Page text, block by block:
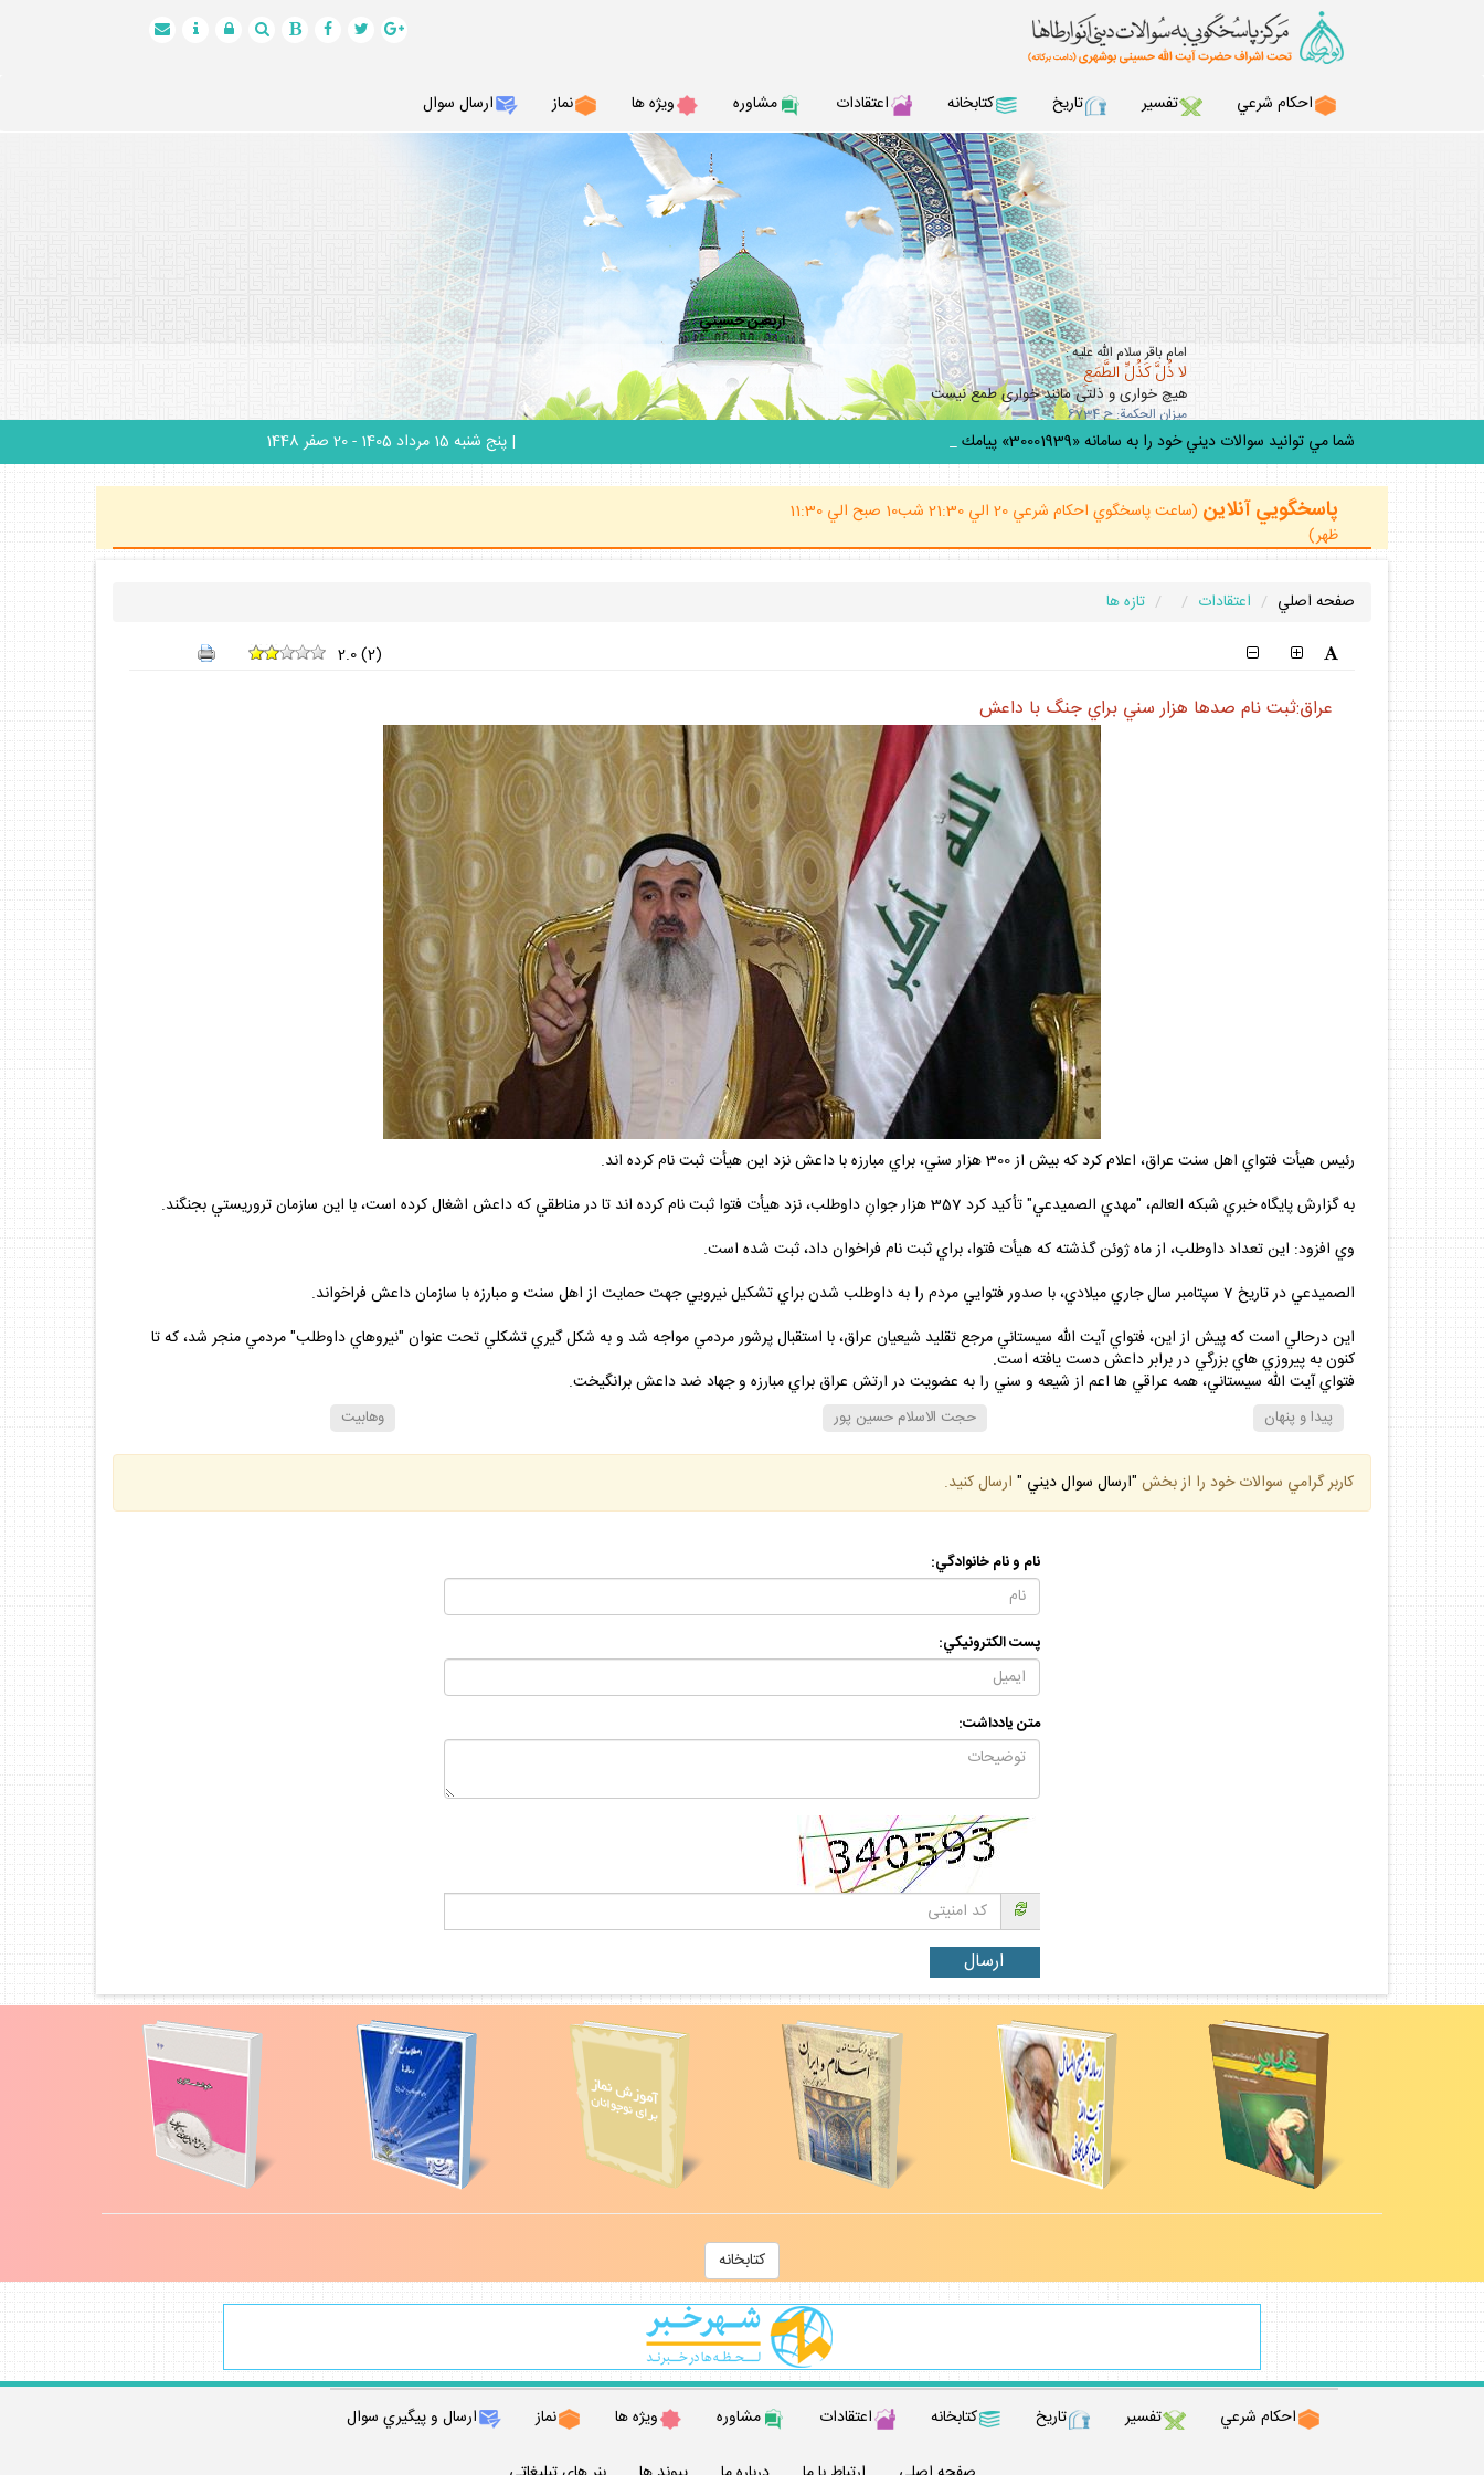
احكام شرعي تفسير تاريخ كتابخانه اعتقادات مشاوره ويژه ها نماز ارسال سوال
اربعين حسيني
امام باقر سلام الله عليه :
لا ذُلَّ كَذُلِّ الطَّمَعِ
هيچ خوارى و ذلتى مانند خوارى طمع نيست
ميزان الحكمة: ح 6734
شما مي توانيد سوالات ديني خود را به سامانه «30001939» پيامك كنيد. | پنج شنبه 15 مرداد 1405 - 20 صفر 1448
پاسخگويي آنلاين
(ساعت پاسخگوي احكام شرعي 20 الي 21:30 شب10 صبح الي 11:30
ظهر)
صفحه اصلي اعتقادات
تازه ها
2.0(2)
عراق:ثبت نام صدها هزار سني براي جنگ با داعش
رئيس هيأت فتواي اهل سنت عراق، اعلام كرد كه بيش از 300 هزار سني، براي مبارزه با داعش نزد اين هيأت ثبت نام كرده اند.
به گزارش پايگاه خبري شبكه العالم، "مهدي الصميدعي" تأكيد كرد 357 هزار جوانِ داوطلب، نزد هيأت فتوا ثبت نام كرده اند تا در مناطقي كه داعش اشغال كرده است، با اين سازمان تروريستي بجنگند.
وي افزود: اين تعداد داوطلب، از ماه ژوئن گذشته كه هيأت فتوا، براي ثبت نام فراخوان داد، ثبت شده است.
الصميدعي در تاريخ 7 سپتامبر سال جاري ميلادي، با صدور فتوايي مردم را به داوطلب شدن براي تشكيل نيرويي جهت حمايت از اهل سنت و مبارزه با سازمان داعش فراخواند.
اين درحالي است كه پيش از اين، فتواي آيت الله سيستاني مرجع تقليد شيعيان عراق، با استقبال پرشور مردمي مواجه شد و به شكل گيري تشكلي تحت عنوان "نيروهاي داوطلب" مردمي منجر شد، كه تا
كنون به پيروزي هاي بزرگي در برابر داعش دست يافته است.
فتواي آيت الله سيستاني، همه عراقي ها اعم از شيعه و سني را به عضويت در ارتش عراق براي مبارزه و جهاد ضد داعش برانگيخت.
پيدا و پنهان حجت الاسلام حسين پور وهابيت
كاربر گرامي سوالات خود را از بخش "ارسال سوال ديني " ارسال كنيد.
نام و نام خانوادگي:
پست الكترونيكي:
متن يادداشت:
كتابخانه
احكام شرعي تفسير تاريخ كتابخانه اعتقادات مشاوره ويژه ها نماز ارسال و پيگيري سوال